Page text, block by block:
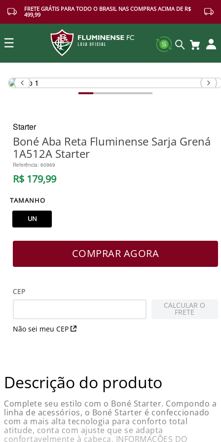
FRETE GRÁTIS PARA TODO O BRASIL NAS COMPRAS ACIMA DE R$
499,99
☰
Buscar
Starter
Boné Aba Reta Fluminense Sarja Grená
1A512A Starter
Referência: 60969
R$ 179,99
TAMANHO
UN
COMPRAR AGORA
CEP
Não sei meu CEP
CALCULAR O
FRETE
Descrição do produto
Complete seu estilo com o Boné Starter. Compondo a
linha de acessórios, o Boné Starter é confeccionado
com a mais alta tecnologia para conforto total
atitude, conta com ajuste que se adapta
confortavelmente à cabeça. INFORMAÇÕES DO